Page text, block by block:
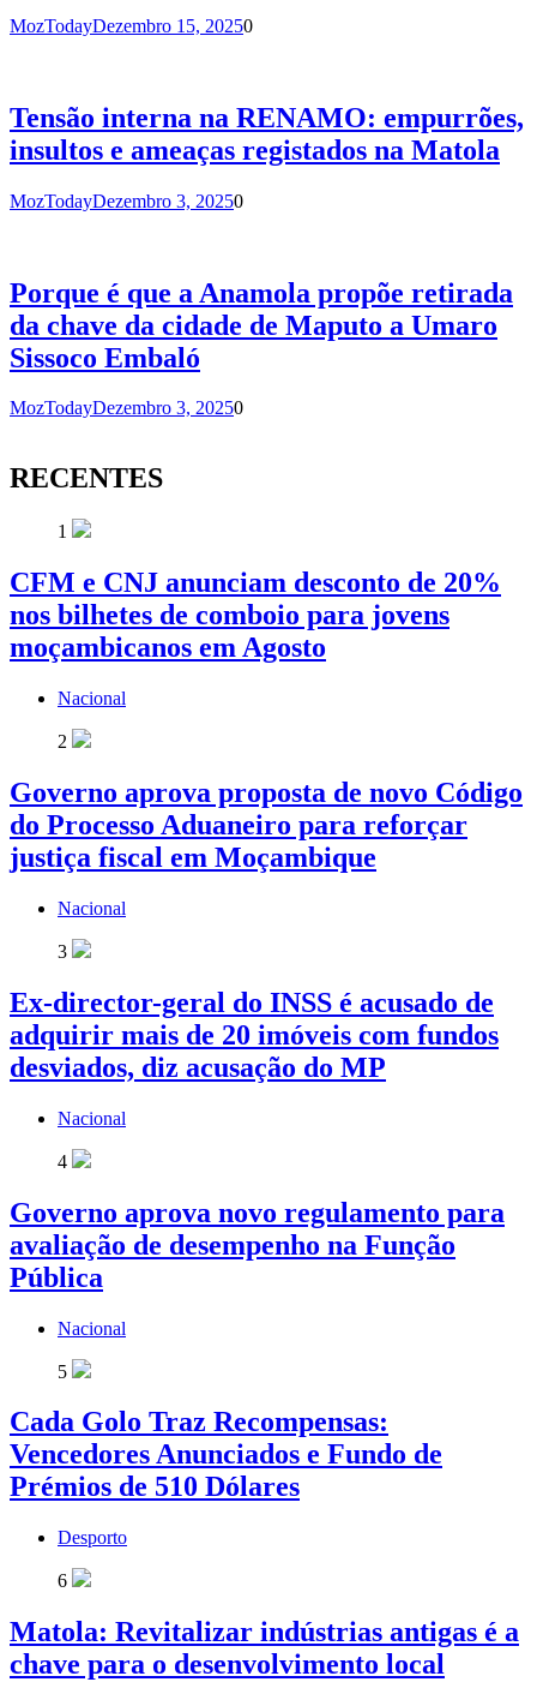
MozTodayDezembro 15, 20250
Tensão interna na RENAMO: empurrões,
insultos e ameaças registados na Matola
MozTodayDezembro 3, 20250
Porque é que a Anamola propõe retirada
da chave da cidade de Maputo a Umaro
Sissoco Embaló
MozTodayDezembro 3, 20250
RECENTES
1
CFM e CNJ anunciam desconto de 20%
nos bilhetes de comboio para jovens
moçambicanos em Agosto
Nacional
2
Governo aprova proposta de novo Código
do Processo Aduaneiro para reforçar
justiça fiscal em Moçambique
Nacional
3
Ex-director-geral do INSS é acusado de
adquirir mais de 20 imóveis com fundos
desviados, diz acusação do MP
Nacional
4
Governo aprova novo regulamento para
avaliação de desempenho na Função
Pública
Nacional
5
Cada Golo Traz Recompensas:
Vencedores Anunciados e Fundo de
Prémios de 510 Dólares
Desporto
6
Matola: Revitalizar indústrias antigas é a
chave para o desenvolvimento local